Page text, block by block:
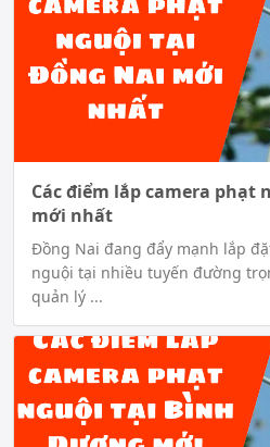
Các điểm lắp camera phạt
mới nhất
Đồng Nai đang đẩy mạnh lắp
nguội tại nhiều tuyến đường
quản lý ...